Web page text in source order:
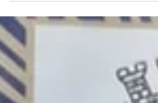
no esporte. A GCF Adriana e o GC Cleano
conquistaram títulos de expressão nacional e
estadual nas últimas semanas, consolidando-se
como referências no Jiu-Jitsu regional.
Campeonato Brasileiro No dia 30 de abril, os
holofotes se voltaram para a GCM de 1ª Classe,
Adriana, que disputou o prestigiado Ca